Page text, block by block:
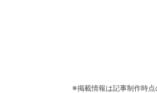
※掲載情報は記事制作時点